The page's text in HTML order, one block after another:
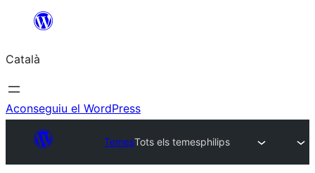
contingut
Català
Aconseguiu el WordPress
TemesTots els temesphilips